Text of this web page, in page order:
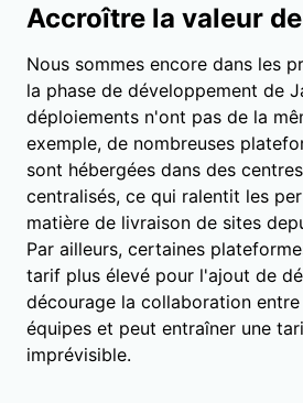
Accroître la valeur
Nous sommes encore dans les
la phase de développement de
déploiements n'ont pas de la
exemple, de nombreuses
sont hébergées dans des
centralisés, ce qui ralentit les
matière de livraison de sites
Par ailleurs, certaines
tarif plus élevé pour l'ajout de
décourage la collaboration
équipes et peut entraîner une
imprévisible.